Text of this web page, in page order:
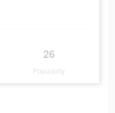
26
Popularity